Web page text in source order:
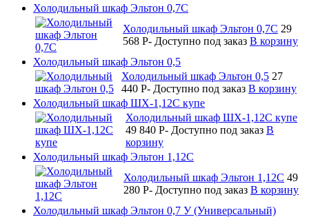
Холодильный шкаф Эльтон 0,7С
Холодильный шкаф Эльтон 0,7С 29
568 P- Доступно под заказ В корзину
Холодильный шкаф Эльтон 0,5
Холодильный шкаф Эльтон 0,5 27
440 P- Доступно под заказ В корзину
Холодильный шкаф ШХ-1,12С купе
Холодильный шкаф ШХ-1,12С купе
49 840 P- Доступно под заказ В
корзину
Холодильный шкаф Эльтон 1,12С
Холодильный шкаф Эльтон 1,12С 49
280 P- Доступно под заказ В корзину
Холодильный шкаф Эльтон 0,7 У (Универсальный)